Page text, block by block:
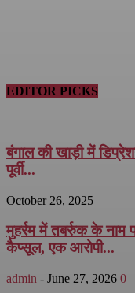
EDITOR PICKS
बंगाल की खाड़ी में
पूर्वी...
October 26, 2025
मुहर्रम में तबर्रुक के नाम
कैप्सूल, एक आरोपी...
admin - June 27, 2026 0